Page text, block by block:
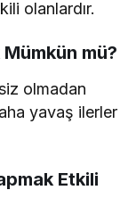
olanlardır.
mü?
olmadan
yavaş ilerler
Etkili